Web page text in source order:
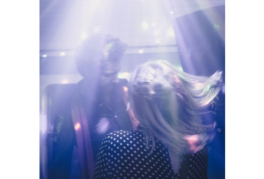
Exponeringstid
1/60 sek
Bländare